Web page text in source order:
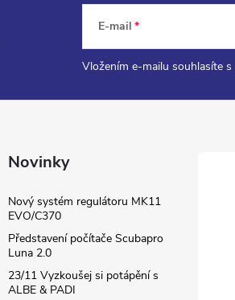
E-mail
Vložením e-mailu souhlasíte s
Novinky
Nový systém regulátoru MK11
EVO/C370
Představení počítače Scubapro
Luna 2.0
23/11 Vyzkoušej si potápění s
ALBE & PADI